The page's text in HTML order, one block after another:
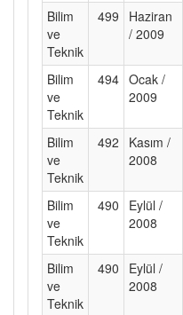
Bilim
ve
Teknik
499
Haziran
/ 2009
Bilim
ve
Teknik
494 Ocak /
2009
Bilim
ve
Teknik
492
Kasım /
2008
Bilim
ve
Teknik
490
Eylül /
2008
Bilim
ve
Teknik
490
Eylül /
2008